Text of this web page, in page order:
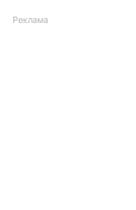
Реклама